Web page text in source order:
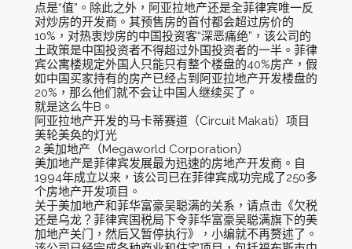
点是“值”。除此之外，阿亚拉地产还是全菲律宾唯一反
对炒房的开发商。其预售房的首付都会超过房价的
10%，对热衷炒房的中国投资客“深恶痛绝”，该公司的
土政策是中国投资者不得超过外国投资者的一半。菲律
宾公寓楼规定外国人只能只有整个楼盘的40%房产，假
如中国买家持有的房产已经占到阿亚拉地产开发楼盘的
20%，那么他们就不会让中国人继续买了。
就是这么牛B。
阿亚拉地产开发的马卡蒂赛道（Circuit Makati）项目
美轮美奂的灯光
2.美加地产（Megaworld Corporation）
美加地产是菲律宾发展最为迅速的房地产开发商。自
1994年成立以来，该公司已在菲律宾成功完成了250多
个房地产开发项目。
关于美加地产和菲华富豪吴聪满的关系，请点击《欠税
还是乌龙？菲律宾国税局下令菲华富豪吴聪满旗下的美
加地产关门，然后又暂停执行》，小编就不再赘述了。